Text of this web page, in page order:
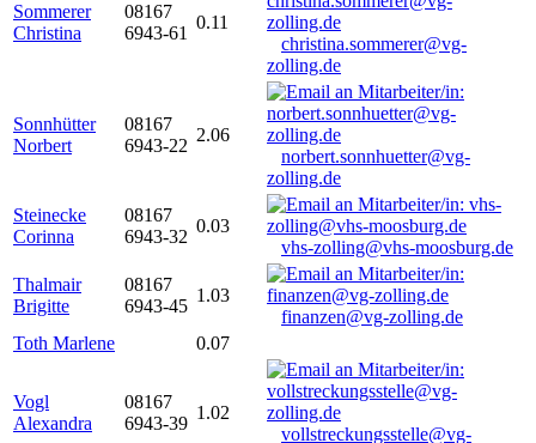
Sommerer
Christina
08167
6943-61
0.11
christina.sommerer@vg-
zolling.de
Sonnhütter
Norbert
08167
6943-22
2.06
norbert.sonnhuetter@vg-
zolling.de
Steinecke
Corinna
08167
6943-32
0.03
vhs-zolling@vhs-moosburg.de
Thalmair
Brigitte
08167
6943-45
1.03
finanzen@vg-zolling.de
Toth Marlene
0.07
Vogl
Alexandra
08167
6943-39
1.02
vollstreckungsstelle@vg-